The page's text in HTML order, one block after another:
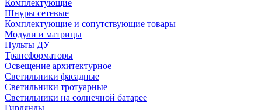
Комплектующие
Шнуры сетевые
Комплектующие и сопутствующие товары
Модули и матрицы
Пульты ДУ
Трансформаторы
Освещение архитектурное
Светильники фасадные
Светильники тротуарные
Светильники на солнечной батарее
Гирлянды